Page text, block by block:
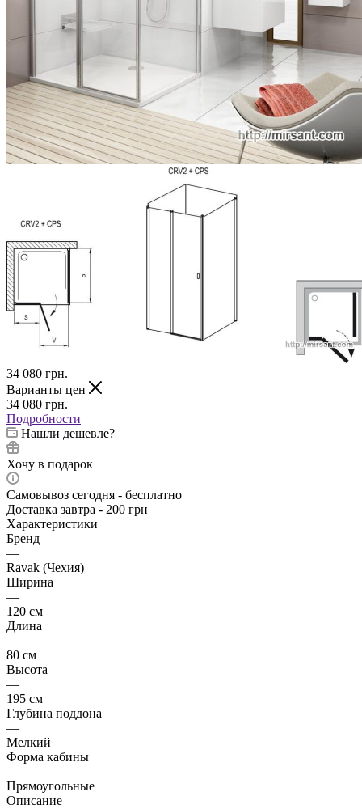
34 080 грн.
Варианты цен
34 080 грн.
Подробности
Нашли дешевле?
Хочу в подарок
Самовывоз сегодня - бесплатно
Доставка завтра - 200 грн
Характеристики
Бренд
—
Ravak (Чехия)
Ширина
—
120 см
Длина
—
80 см
Высота
—
195 см
Глубина поддона
—
Мелкий
Форма кабины
—
Прямоугольные
Описание